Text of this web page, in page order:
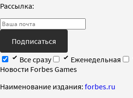
Рассылка:
Подписаться
Все сразу
Еженедельная
Новости Forbes Games
Наименование издания: forbes.ru